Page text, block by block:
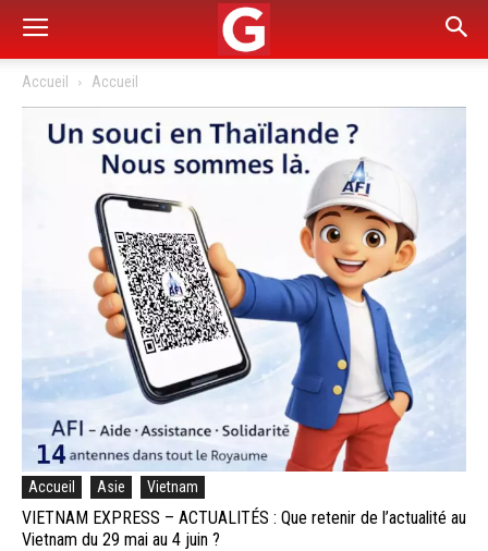
Accueil Accueil
Accueil Asie Vietnam
VIETNAM EXPRESS – ACTUALITÉS : Que retenir de l’actualité au
Vietnam du 29 mai au 4 juin ?